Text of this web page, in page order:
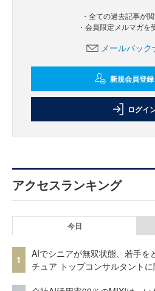
・全ての過去記事が
・会員限定メルマガを
メールバッ
新規会員登録
ログイ
アクセスランキング
今日
1
AIでシニアが無双状態、若手を
チュア トップコンサルタントに